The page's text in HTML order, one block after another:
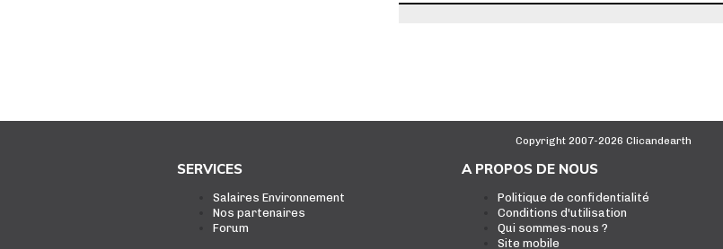
Copyright 2007-2026 Clicandearth
SERVICES
Salaires Environnement
Nos partenaires
Forum
A PROPOS DE NOUS
Politique de confidentialité
Conditions d'utilisation
Qui sommes-nous ?
Site mobile